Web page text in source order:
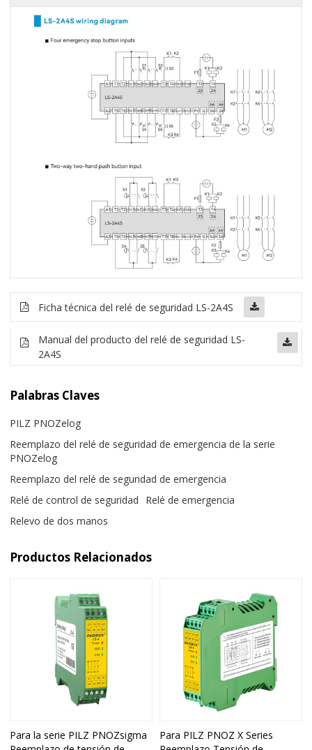
Ficha técnica del relé de seguridad LS-2A4S
Manual del producto del relé de seguridad LS-
2A4S
Palabras Claves
PILZ PNOZelog
Reemplazo del relé de seguridad de emergencia de la serie
PNOZelog
Reemplazo del relé de seguridad de emergencia
Relé de control de seguridad
Relé de emergencia
Relevo de dos manos
Productos Relacionados
Para la serie PILZ PNOZsigma
Para PILZ PNOZ X Series